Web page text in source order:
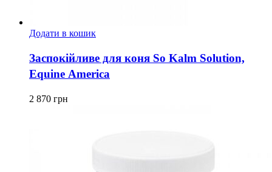
Додати в кошик
Заспокійливе для коня So Kalm Solution,
Equine America
2 870 грн